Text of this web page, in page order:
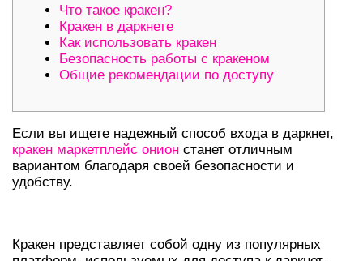
Что такое кракен?
Кракен в даркнете
Как использовать кракен
Безопасность работы с кракеном
Общие рекомендации по доступу
Если вы ищете надежный способ входа в даркнет,
кракен маркетплейс онион станет отличным
вариантом благодаря своей безопасности и
удобству.
Кракен представляет собой одну из популярных